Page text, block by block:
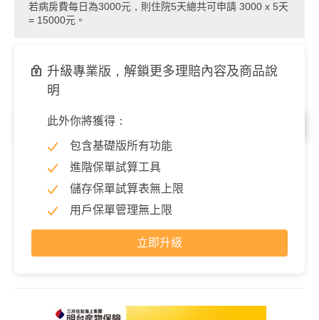
若病房費每日為3000元，則住院5天總共可申請 3000 x 5天
= 15000元。
住院／每次
住院手術費(最高)
日額型：按投保日額乘上手術倍數之一定比例理賠。 實支實
升級專業版，解鎖更多理賠內容及商品說
明
此外你將獲得：
包含基礎版所有功能
進階保單試算工具
儲存保單試算表無上限
用戶保單管理無上限
立即升級